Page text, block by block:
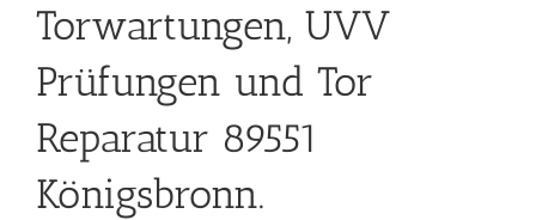
Torwartungen, UVV
Prüfungen und Tor
Reparatur 89551
Königsbronn.